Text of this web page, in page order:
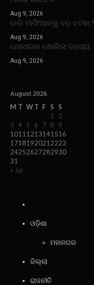
Aug 9, 2026
ବାଲି ମାଫିଆଙ୍କୁ ବଡ଼ ଝଟକା !
Aug 9, 2026
ମୋବାଇଲ ଖୋଲିଲା ରହସ୍ୟ
Aug 9, 2026
August 2026
M T W T F S S
1
2
3 4 5 6 7 8
9
1011 1213141516
1718192021 2223
24252627282930
31
« Jul
ଓଡ଼ିଶା
ମହାନଗର
ଜିଲ୍ଲା
ରାଜନୀତି